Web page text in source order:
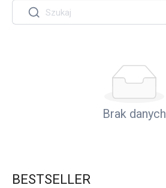
Brak danych
BESTSELLER